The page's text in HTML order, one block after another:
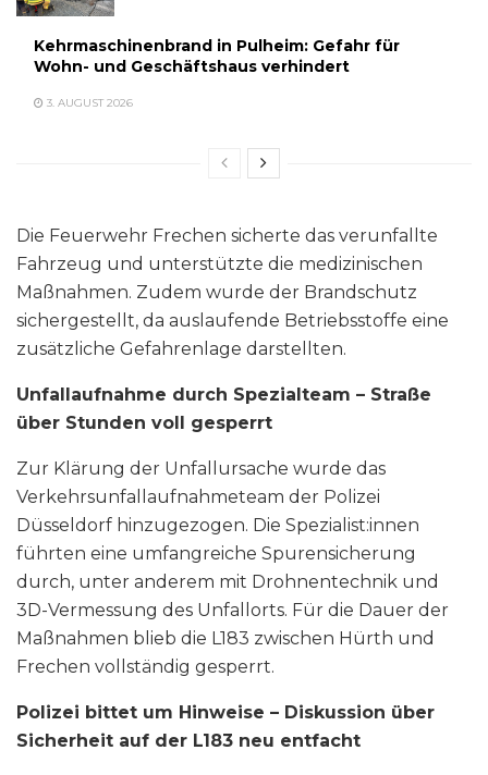
Kehrmaschinenbrand in Pulheim: Gefahr für
Wohn- und Geschäftshaus verhindert
3. AUGUST 2026
Die Feuerwehr Frechen sicherte das verunfallte
Fahrzeug und unterstützte die medizinischen
Maßnahmen. Zudem wurde der Brandschutz
sichergestellt, da auslaufende Betriebsstoffe eine
zusätzliche Gefahrenlage darstellten.
Unfallaufnahme durch Spezialteam – Straße
über Stunden voll gesperrt
Zur Klärung der Unfallursache wurde das
Verkehrsunfallaufnahmeteam der Polizei
Düsseldorf hinzugezogen. Die Spezialist:innen
führten eine umfangreiche Spurensicherung
durch, unter anderem mit Drohnentechnik und
3D-Vermessung des Unfallorts. Für die Dauer der
Maßnahmen blieb die L183 zwischen Hürth und
Frechen vollständig gesperrt.
Polizei bittet um Hinweise – Diskussion über
Sicherheit auf der L183 neu entfacht